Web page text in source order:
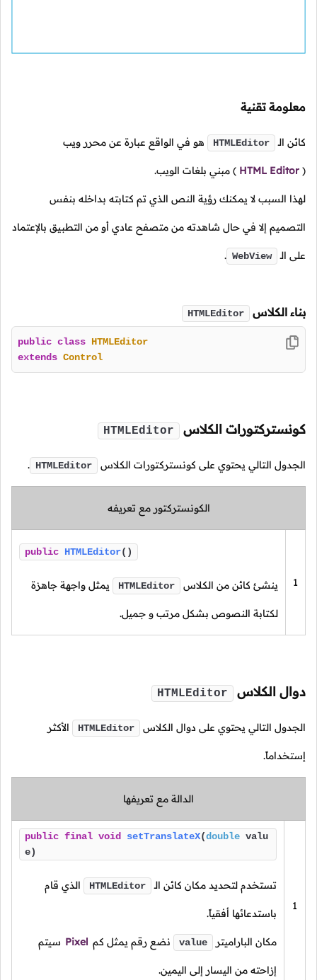
معلومة تقنية
كائن الـ HTMLEditor هو في الواقع عبارة عن محرر ويب
(
HTML Editor
) مبني بلغات الويب.
لهذا السبب لا يمكنك رؤية النص الذي تم كتابته بداخله بنفس
التصميم إلا في حال شاهدته من متصفح عادي أو من التطبيق بالإعتماد
على الـ WebView
.
بناء الكلاس HTMLEditor
public class HTMLEditor
extends Control
كونستركتورات الكلاس HTMLEditor
الجدول التالي يحتوي على كونستركتورات الكلاس HTMLEditor
.
الكونستركتور مع تعريفه
1
public HTMLEditor()
ينشئ كائن من الكلاس HTMLEditor يمثل واجهة جاهزة
لكتابة النصوص بشكل مرتب و جميل.
دوال الكلاس HTMLEditor
الجدول التالي يحتوي على دوال الكلاس HTMLEditor الأكثر
إستخداماً.
الدالة مع تعريفها
1
public final void setTranslateX(double valu
e)
تستخدم لتحديد مكان كائن الـ HTMLEditor الذي قام
باستدعائها أفقياً.
مكان الباراميتر value نضع رقم يمثل كم Pixel سيتم
إزاحته من اليسار إلى اليمين.